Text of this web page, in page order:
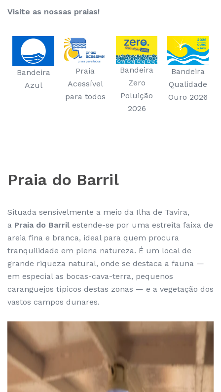
Visite as nossas praias!
Bandeira
Azul
Praia
Acessível
para todos
Bandeira
Zero
Poluição
2026
Bandeira
Qualidade
Ouro 2026
Praia do Barril
Situada sensivelmente a meio da Ilha de Tavira,
a Praia do Barril estende-se por uma estreita faixa de
areia fina e branca, ideal para quem procura
tranquilidade em plena natureza. É um local de
grande riqueza natural, onde se destaca a fauna —
em especial as bocas-cava-terra, pequenos
caranguejos típicos destas zonas — e a vegetação dos
vastos campos dunares.